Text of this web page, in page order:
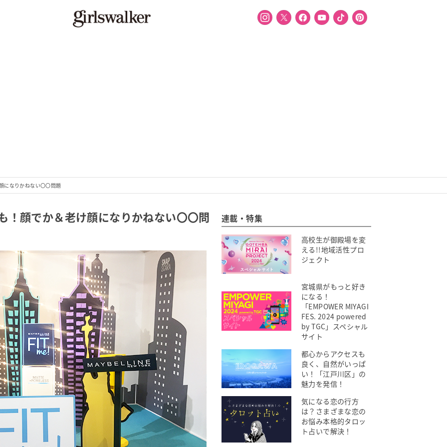
になりかねない〇〇問題
！顔でか＆老け顔になりかねない〇〇問 連載・特集
高校生が御殿場を変
える!!地域活性プロ
ジェクト
宮城県がもっと好き
になる！
「EMPOWER MIYAGI
FES. 2024 powered
by TGC」スペシャル
サイト
都心からアクセスも
良く、自然がいっぱ
い！「江戸川区」の
魅力を発信！
気になる恋の行方
は？さまざまな恋の
お悩み本格的タロッ
ト占いで解決！